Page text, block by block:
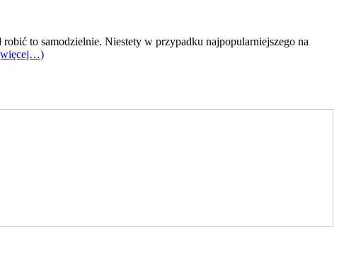
to samodzielnie. Niestety w przypadku najpopularniejszego na